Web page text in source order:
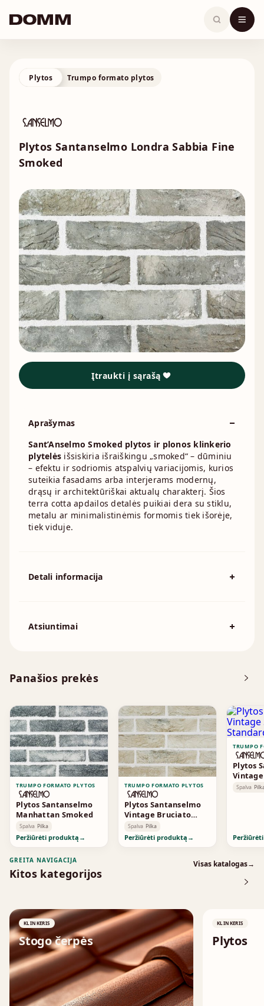
content
Plytos Trumpo formato plytos
Plytos Santanselmo Londra Sabbia Fine
Smoked
Panašios prekės
TRUMPO FORMATO PLYTOS
Plytos Santanselmo
Manhattan Smoked
Spalva Pilka
Peržiūrėti produktą →
TRUMPO FORMATO PLYTOS
Plytos Santanselmo
Vintage Bruciato
Smoked
Spalva Pilka
Peržiūrėti produktą →
TRUMPO
Plytos
Spalva
Įtraukti į sąrašą
Aprašymas
Sant’Anselmo Smoked plytos ir plonos klinkerio
plytelės išsiskiria išraiškingu „smoked“ – dūminiu
– efektu ir sodriomis atspalvių variacijomis, kurios
suteikia fasadams arba interjerams modernų,
drąsų ir architektūriškai aktualų charakterį. Šios
terra cotta apdailos detalės puikiai dera su stiklu,
metalu ar minimalistinėmis formomis tiek išorėje,
tiek viduje.
Detali informacija
Išmatavimai
Atsiuntimai
GREITA NAVIGACIJA
Kitos kategorijos
Visas katalogas→
KLINKERIS
Stogo čerpės
↗
KLINKERIS
Plytos